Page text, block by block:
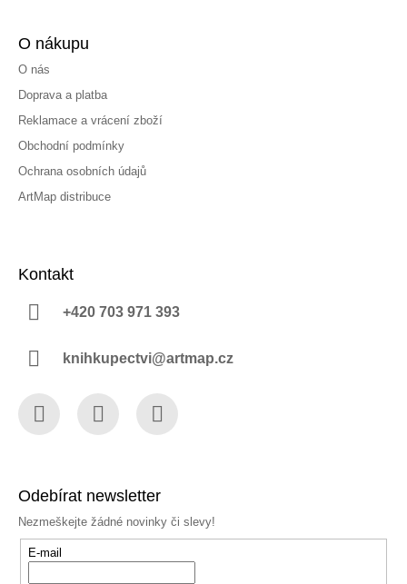
O nákupu
O nás
Doprava a platba
Reklamace a vrácení zboží
Obchodní podmínky
Ochrana osobních údajů
ArtMap distribuce
Kontakt
+420 703 971 393
knihkupectvi@artmap.cz
Odebírat newsletter
Nezmeškejte žádné novinky či slevy!
E-mail